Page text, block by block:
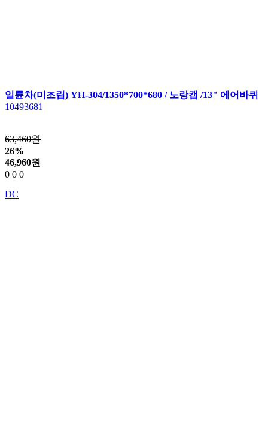
일륜차(미조립) YH-304/1350*700*680 / 노랑캡 /13" 에어바퀴
10493681
63,460원
26%
46,960원
0 0 0
DC